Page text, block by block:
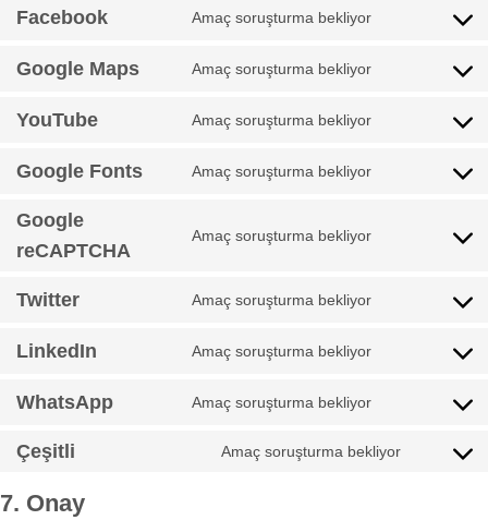
Facebook Amaç soruşturma bekliyor
Google Maps Amaç soruşturma bekliyor
YouTube Amaç soruşturma bekliyor
Google Fonts Amaç soruşturma bekliyor
Google
reCAPTCHA
Amaç soruşturma bekliyor
Twitter Amaç soruşturma bekliyor
LinkedIn Amaç soruşturma bekliyor
WhatsApp Amaç soruşturma bekliyor
service
Çeşitli Amaç soruşturma bekliyor
Consent
7. Onay